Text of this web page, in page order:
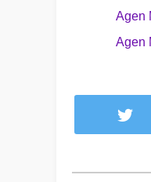
Agen
Agen